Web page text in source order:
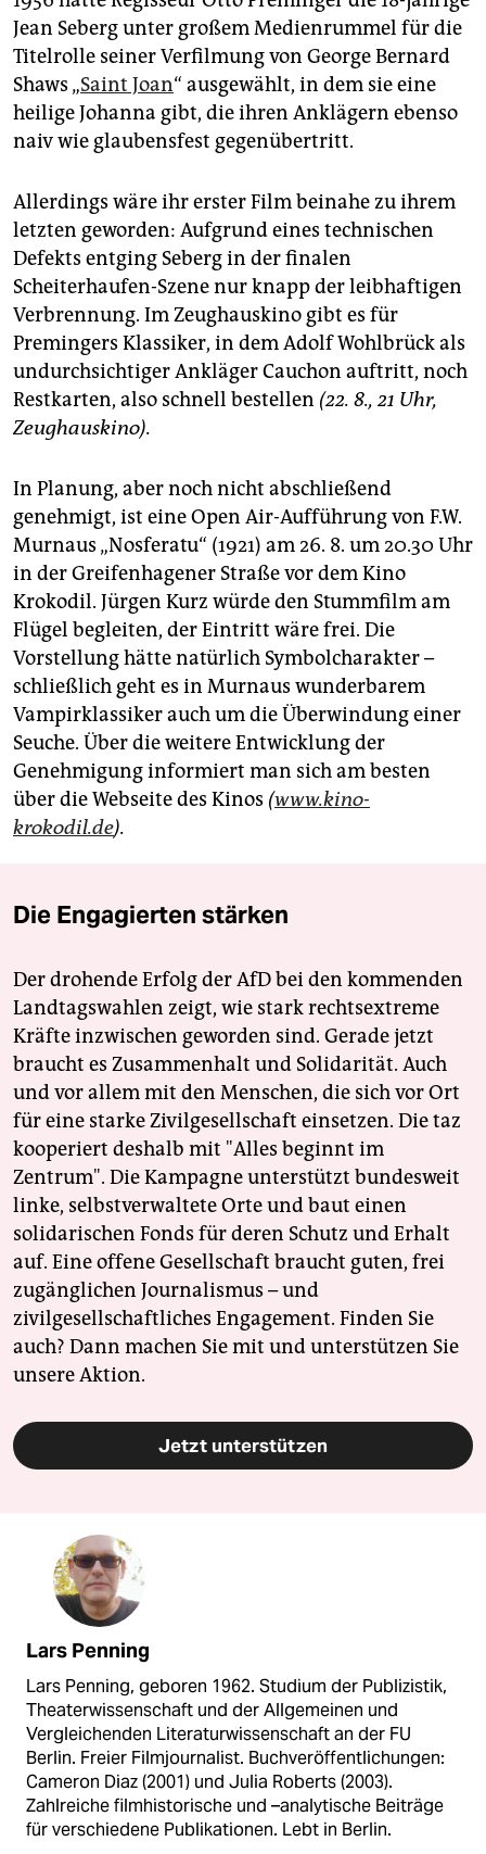
Jean Seberg unter großem Medienrummel für die
Titelrolle seiner Verfilmung von George Bernard
Shaws „Saint Joan“ ausgewählt, in dem sie eine
heilige Johanna gibt, die ihren Anklägern ebenso
naiv wie glaubensfest gegenübertritt.
Allerdings wäre ihr erster Film beinahe zu ihrem
letzten geworden: Aufgrund eines technischen
Defekts entging Seberg in der finalen
Scheiterhaufen-Szene nur knapp der leibhaftigen
Verbrennung. Im Zeughauskino gibt es für
Premingers Klassiker, in dem Adolf Wohlbrück als
undurchsichtiger Ankläger Cauchon auftritt, noch
Restkarten, also schnell bestellen (22. 8., 21 Uhr,
Zeughauskino).
In Planung, aber noch nicht abschließend
genehmigt, ist eine Open Air-Aufführung von F.W.
Murnaus „Nosferatu“ (1921) am 26. 8. um 20.30 Uhr
in der Greifenhagener Straße vor dem Kino
Krokodil. Jürgen Kurz würde den Stummfilm am
Flügel begleiten, der Eintritt wäre frei. Die
Vorstellung hätte natürlich Symbolcharakter –
schließlich geht es in Murnaus wunderbarem
Vampirklassiker auch um die Überwindung einer
Seuche. Über die weitere Entwicklung der
Genehmigung informiert man sich am besten
über die Webseite des Kinos (www.kino-
krokodil.de).
Die Engagierten stärken
Der drohende Erfolg der AfD bei den kommenden
Landtagswahlen zeigt, wie stark rechtsextreme
Kräfte inzwischen geworden sind. Gerade jetzt
braucht es Zusammenhalt und Solidarität. Auch
und vor allem mit den Menschen, die sich vor Ort
für eine starke Zivilgesellschaft einsetzen. Die taz
kooperiert deshalb mit "Alles beginnt im
Zentrum". Die Kampagne unterstützt bundesweit
linke, selbstverwaltete Orte und baut einen
solidarischen Fonds für deren Schutz und Erhalt
auf. Eine offene Gesellschaft braucht guten, frei
zugänglichen Journalismus – und
zivilgesellschaftliches Engagement. Finden Sie
auch? Dann machen Sie mit und unterstützen Sie
unsere Aktion.
Jetzt unterstützen
Lars Penning
Lars Penning, geboren 1962. Studium der Publizistik,
Theaterwissenschaft und der Allgemeinen und
Vergleichenden Literaturwissenschaft an der FU
Berlin. Freier Filmjournalist. Buchveröffentlichungen:
Cameron Diaz (2001) und Julia Roberts (2003).
Zahlreiche filmhistorische und –analytische Beiträge
für verschiedene Publikationen. Lebt in Berlin.